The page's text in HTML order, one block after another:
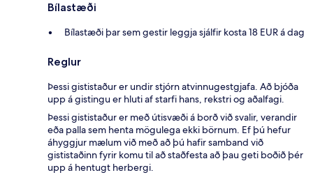
Bílastæði
Bílastæði þar sem gestir leggja sjálfir kosta 18 EUR á dag
Reglur
Þessi gististaður er undir stjórn atvinnugestgjafa. Að bjóða
upp á gistingu er hluti af starfi hans, rekstri og aðalfagi.
Þessi gististaður er með útisvæði á borð við svalir, verandir
eða palla sem henta mögulega ekki börnum. Ef þú hefur
áhyggjur mælum við með að þú hafir samband við
gististaðinn fyrir komu til að staðfesta að þau geti boðið þér
upp á hentugt herbergi.